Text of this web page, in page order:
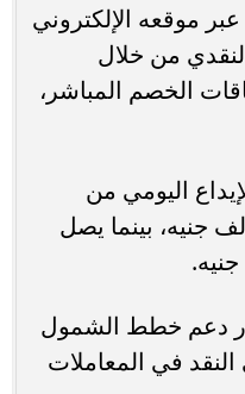
موقعه الإلكتروني
من خلال
الخصم المباشر،
اليومي من
البنك الأهلي 100 ألف جنيه، بينما يصل
دعم خطط الشمول
النقد في المعاملات